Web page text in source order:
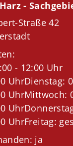
-
Straße 42
- 12:00 Uhr
UhrDienstag:
UhrMittwoch:
UhrFreitag:
ja